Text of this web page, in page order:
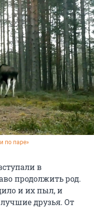
по паре»
в
продолжить род.
и их пыл, и
лучшие друзья. От